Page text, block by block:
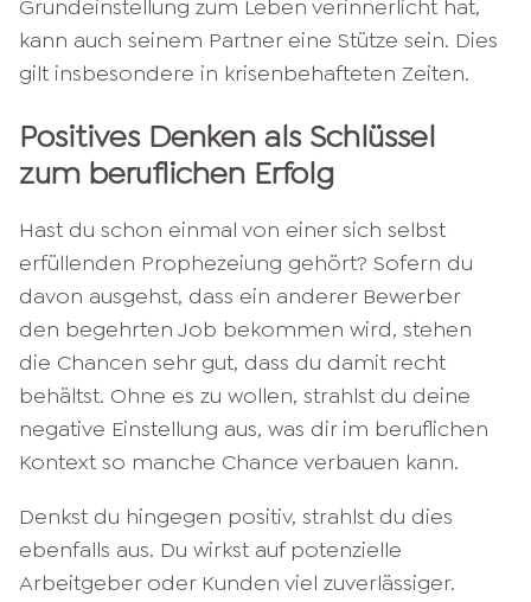
Grundeinstellung zum Leben verinnerlicht hat,
kann auch seinem Partner eine Stütze sein. Dies
gilt insbesondere in krisenbehafteten Zeiten.
Positives Denken als Schlüssel
zum beruflichen Erfolg
Hast du schon einmal von einer sich selbst
erfüllenden Prophezeiung gehört? Sofern du
davon ausgehst, dass ein anderer Bewerber
den begehrten Job bekommen wird, stehen
die Chancen sehr gut, dass du damit recht
behältst. Ohne es zu wollen, strahlst du deine
negative Einstellung aus, was dir im beruflichen
Kontext so manche Chance verbauen kann.
Denkst du hingegen positiv, strahlst du dies
ebenfalls aus. Du wirkst auf potenzielle
Arbeitgeber oder Kunden viel zuverlässiger.